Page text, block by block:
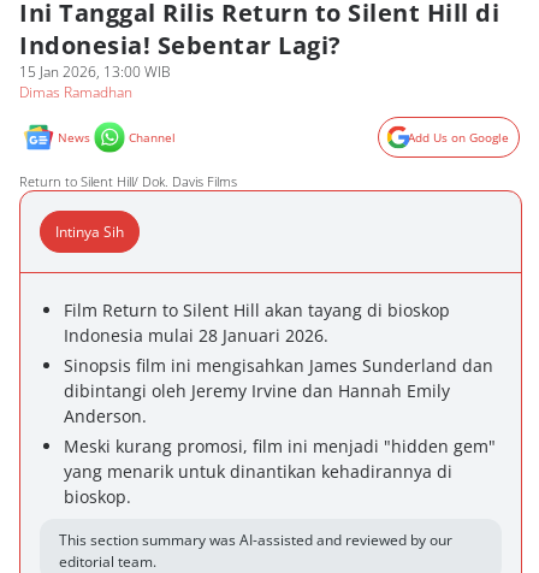
Ini Tanggal Rilis Return to Silent Hill di
Indonesia! Sebentar Lagi?
15 Jan 2026, 13:00 WIB
Dimas Ramadhan
News Channel Add Us on Google
Return to Silent Hill/ Dok. Davis Films
Intinya Sih
Film Return to Silent Hill akan tayang di bioskop
Indonesia mulai 28 Januari 2026.
Sinopsis film ini mengisahkan James Sunderland dan
dibintangi oleh Jeremy Irvine dan Hannah Emily
Anderson.
Meski kurang promosi, film ini menjadi "hidden gem"
yang menarik untuk dinantikan kehadirannya di
bioskop.
This section summary was AI-assisted and reviewed by our
editorial team.